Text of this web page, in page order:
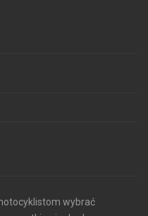
wybrać